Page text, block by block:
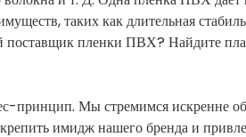
таких как длительная
поставщик пленки ПВХ? Найдите
принцип. Мы стремимся искренне
имидж нашего бренда и